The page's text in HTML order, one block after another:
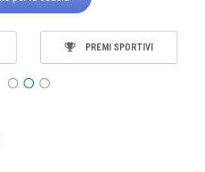
PREMI SPORTIVI